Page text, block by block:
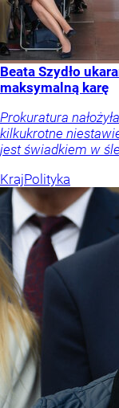
Beata Szydło
maksymalną karę
Prokuratura
kilkukrotne
jest świadkiem w
KrajPolityka